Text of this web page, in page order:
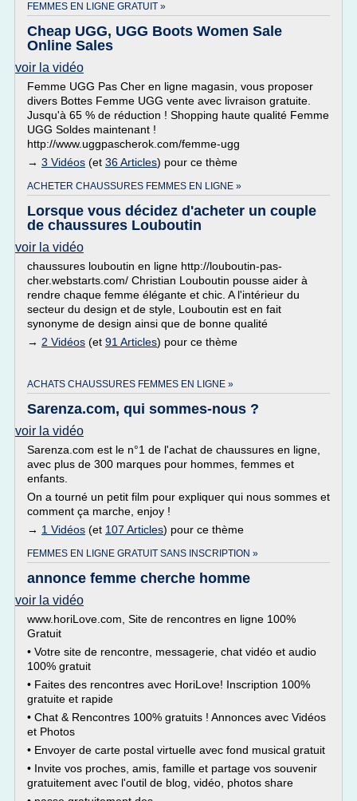
FEMMES EN LIGNE GRATUIT »
Cheap UGG, UGG Boots Women Sale
Online Sales
voir la vidéo
Femme UGG Pas Cher en ligne magasin, vous proposer
divers Bottes Femme UGG vente avec livraison gratuite.
Jusqu'à 65 % de réduction ! Shopping haute qualité Femme
UGG Soldes maintenant !
http://www.uggpascherok.com/femme-ugg
→ 3 Vidéos (et 36 Articles) pour ce thème
ACHETER CHAUSSURES FEMMES EN LIGNE »
Lorsque vous décidez d'acheter un couple
de chaussures Louboutin
voir la vidéo
chaussures louboutin en ligne http://louboutin-pas-
cher.webstarts.com/ Christian Louboutin pousse aider à
rendre chaque femme élégante et chic. A l'intérieur du
secteur du design et de style, Louboutin est en fait
synonyme de design ainsi que de bonne qualité
→ 2 Vidéos (et 91 Articles) pour ce thème
ACHATS CHAUSSURES FEMMES EN LIGNE »
Sarenza.com, qui sommes-nous ?
voir la vidéo
Sarenza.com est le n°1 de l'achat de chaussures en ligne,
avec plus de 300 marques pour hommes, femmes et
enfants.
On a tourné un petit film pour expliquer qui nous sommes et
comment ça marche, enjoy !
→ 1 Vidéos (et 107 Articles) pour ce thème
FEMMES EN LIGNE GRATUIT SANS INSCRIPTION »
annonce femme cherche homme
voir la vidéo
www.horiLove.com, Site de rencontres en ligne 100%
Gratuit
• Votre site de rencontre, messagerie, chat vidéo et audio
100% gratuit
• Faites des rencontres avec HoriLove! Inscription 100%
gratuite et rapide
• Chat & Rencontres 100% gratuits ! Annonces avec Vidéos
et Photos
• Envoyer de carte postal virtuelle avec fond musical gratuit
• Invite vos proches, amis, famille et partage vos souvenir
gratuitement avec l'outil de blog, vidéo, photos share